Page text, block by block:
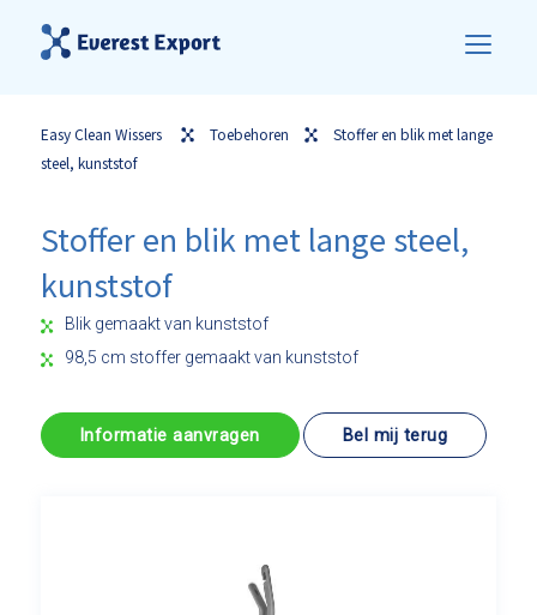
Easy Clean Wissers Toebehoren
Stoffer en blik met lange
steel, kunststof
Stoffer en blik met lange steel,
kunststof
Blik gemaakt van kunststof
98,5 cm stoffer gemaakt van kunststof
Informatie aanvragen Bel mij terug